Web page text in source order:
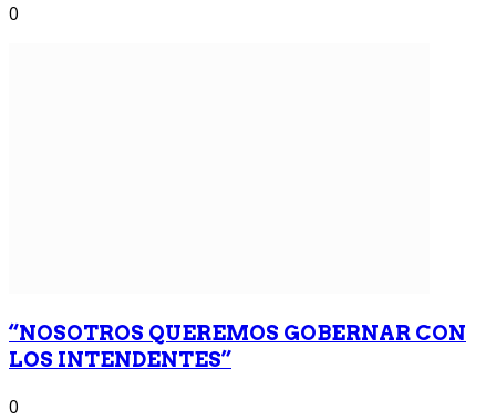
0
“NOSOTROS QUEREMOS GOBERNAR CON
LOS INTENDENTES”
0